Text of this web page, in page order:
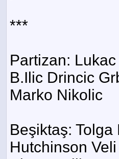
***
Partizan:
B.Ilic Drincic
Marko Nikolic
Beşiktaş:
Hutchinson